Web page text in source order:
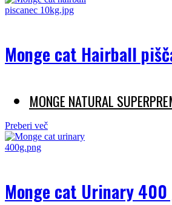
Monge cat Hairball
MONGE NATURAL
Preberi več
Monge cat Urinary